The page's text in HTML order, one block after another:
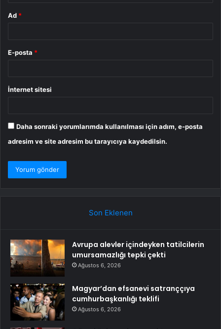
Ad *
E-posta *
İnternet sitesi
Daha sonraki yorumlarımda kullanılması için adım, e-posta
adresim ve site adresim bu tarayıcıya kaydedilsin.
Son Eklenen
Avrupa alevler içindeyken tatilcilerin
umursamazlığı tepki çekti
Ağustos 6, 2026
Magyar’dan efsanevi satranççıya
cumhurbaşkanlığı teklifi
Ağustos 6, 2026